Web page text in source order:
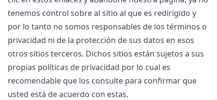
tenemos control sobre al sitio al que es redirigido y
por lo tanto no somos responsables de los términos o
privacidad ni de la protección de sus datos en esos
otros sitios terceros. Dichos sitios están sujetos a sus
propias políticas de privacidad por lo cual es
recomendable que los consulte para confirmar que
usted está de acuerdo con estas.